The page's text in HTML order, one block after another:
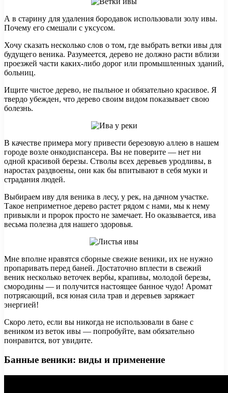
А в старину для удаления бородавок использовали золу ивы.
Почему его смешали с уксусом.
Хочу сказать несколько слов о том, где выбрать ветки ивы для
будущего веника. Разумеется, дерево не должно расти вблизи
проезжей части каких-либо дорог или промышленных зданий,
больниц.
Ищите чистое дерево, не пыльное и обязательно красивое. Я
твердо убежден, что дерево своим видом показывает свою
болезнь.
В качестве примера могу привести березовую аллею в нашем
городе возле онкодиспансера. Вы не поверите — нет ни
одной красивой березы. Стволы всех деревьев уродливы, в
наростах раздвоены, они как бы впитывают в себя муки и
страдания людей.
Выбираем иву для веника в лесу, у рек, на дачном участке.
Такое неприметное дерево растет рядом с нами, мы к нему
привыкли и пророк просто не замечает. Но оказывается, ива
весьма полезна для нашего здоровья.
Мне вполне нравятся сборные свежие веники, их не нужно
пропаривать перед баней. Достаточно вплести в свежий
веник несколько веточек вербы, крапивы, молодой березы,
смородины — и получится настоящее банное чудо! Аромат
потрясающий, вся юная сила трав и деревьев заряжает
энергией!
Скоро лето, если вы никогда не использовали в бане с
веником из веток ивы — попробуйте, вам обязательно
понравится, вот увидите.
Банные веники: виды и применение